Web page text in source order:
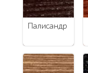
палисандр